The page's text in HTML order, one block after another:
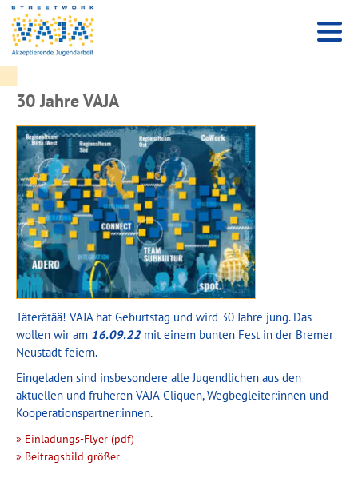
30 Jahre VAJA
Täterätää! VAJA hat Geburtstag und wird 30 Jahre jung. Das
wollen wir am 16.09.22mit einem bunten Fest in der Bremer
Neustadt feiern.
Eingeladen sind insbesondere alle Jugendlichen aus den
aktuellen und früheren VAJA-Cliquen, Wegbegleiter:innen und
Kooperationspartner:innen.
» Einladungs-Flyer (pdf)
» Beitragsbild größer